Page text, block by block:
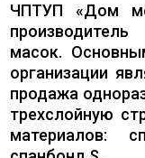
ЧПТУП «Дом
масок.
организации
продажа
трехслойную
материалов: